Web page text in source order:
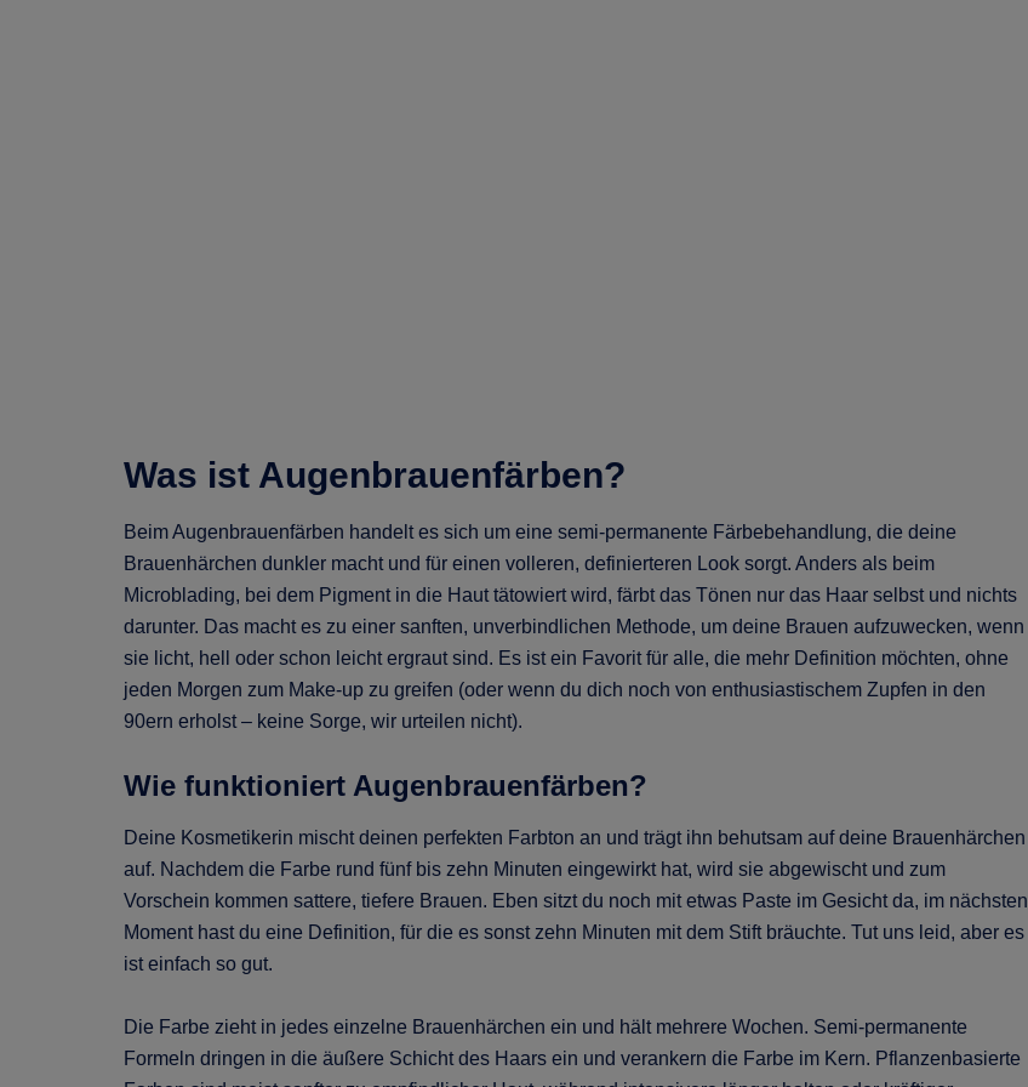
Was ist Augenbrauenfärben?
Beim Augenbrauenfärben handelt es sich um eine semi-permanente Färbebehandlung, die deine
Brauenhärchen dunkler macht und für einen volleren, definierteren Look sorgt. Anders als beim
Microblading, bei dem Pigment in die Haut tätowiert wird, färbt das Tönen nur das Haar selbst und nichts
darunter. Das macht es zu einer sanften, unverbindlichen Methode, um deine Brauen aufzuwecken, wenn
sie licht, hell oder schon leicht ergraut sind. Es ist ein Favorit für alle, die mehr Definition möchten, ohne
jeden Morgen zum Make-up zu greifen (oder wenn du dich noch von enthusiastischem Zupfen in den
90ern erholst – keine Sorge, wir urteilen nicht).
Wie funktioniert Augenbrauenfärben?
Deine Kosmetikerin mischt deinen perfekten Farbton an und trägt ihn behutsam auf deine Brauenhärchen
auf. Nachdem die Farbe rund fünf bis zehn Minuten eingewirkt hat, wird sie abgewischt und zum
Vorschein kommen sattere, tiefere Brauen. Eben sitzt du noch mit etwas Paste im Gesicht da, im nächsten
Moment hast du eine Definition, für die es sonst zehn Minuten mit dem Stift bräuchte. Tut uns leid, aber es
ist einfach so gut.
Die Farbe zieht in jedes einzelne Brauenhärchen ein und hält mehrere Wochen. Semi-permanente
Formeln dringen in die äußere Schicht des Haars ein und verankern die Farbe im Kern. Pflanzenbasierte